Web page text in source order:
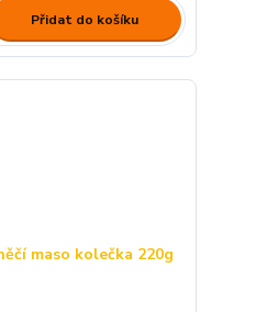
Přidat do košíku